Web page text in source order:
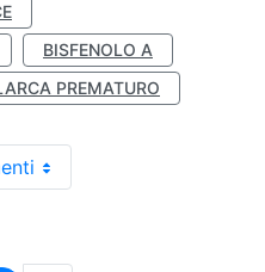
BISFENOLO A
PREMATURO